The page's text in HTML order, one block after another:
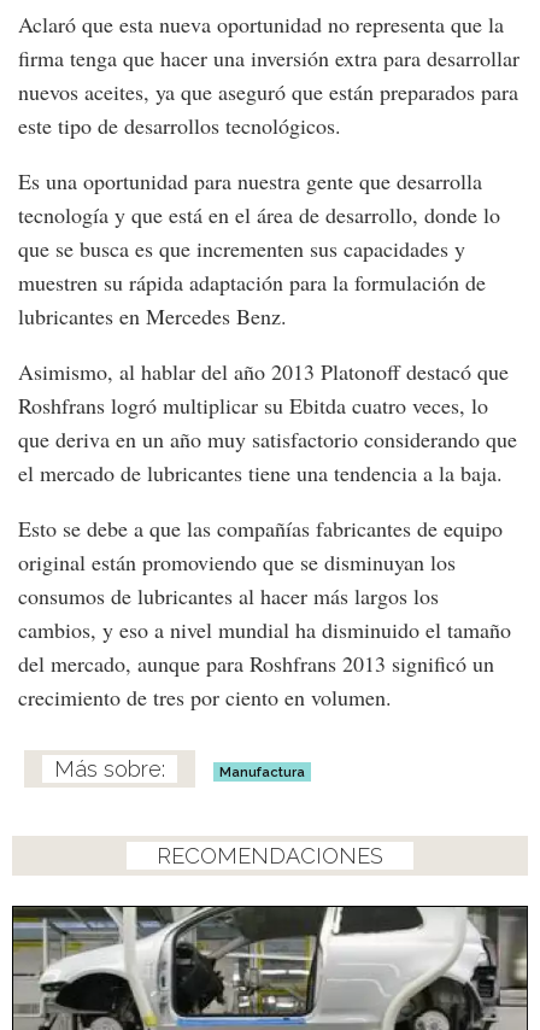
Aclaró que esta nueva oportunidad no representa que la
firma tenga que hacer una inversión extra para desarrollar
nuevos aceites, ya que aseguró que están preparados para
este tipo de desarrollos tecnológicos.
Es una oportunidad para nuestra gente que desarrolla
tecnología y que está en el área de desarrollo, donde lo
que se busca es que incrementen sus capacidades y
muestren su rápida adaptación para la formulación de
lubricantes en Mercedes Benz.
Asimismo, al hablar del año 2013 Platonoff destacó que
Roshfrans logró multiplicar su Ebitda cuatro veces, lo
que deriva en un año muy satisfactorio considerando que
el mercado de lubricantes tiene una tendencia a la baja.
Esto se debe a que las compañías fabricantes de equipo
original están promoviendo que se disminuyan los
consumos de lubricantes al hacer más largos los
cambios, y eso a nivel mundial ha disminuido el tamaño
del mercado, aunque para Roshfrans 2013 significó un
crecimiento de tres por ciento en volumen.
Manufactura
RECOMENDACIONES